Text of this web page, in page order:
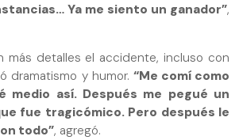
Ya me siento un ganador”,
más detalles el accidente, incluso con
dramatismo y humor. “Me comí como
medio así. Después me pegué un
fue tragicómico. Pero después le
todo”, agregó.